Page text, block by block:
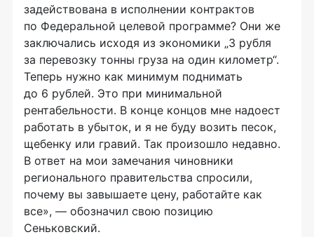
задействована в исполнении контрактов
по Федеральной целевой программе? Они же
заключались исходя из экономики „3 рубля
за перевозку тонны груза на один километр“.
Теперь нужно как минимум поднимать
до 6 рублей. Это при минимальной
рентабельности. В конце концов мне надоест
работать в убыток, и я не буду возить песок,
щебенку или гравий. Так произошло недавно.
В ответ на мои замечания чиновники
регионального правительства спросили,
почему вы завышаете цену, работайте как
все», — обозначил свою позицию
Сеньковский.